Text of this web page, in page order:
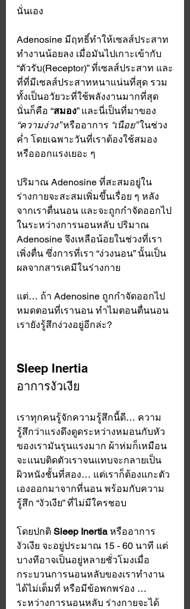
นั่นเอง
Adenosine มีฤทธิ์ทำให้เซลส์ประสาท
ทำงานน้อยลง เมื่อมันไปเกาะเข้ากับ
“ตัวรับ(Receptor)” ที่เซลส์ประสาท และ
ที่ที่มีเซลส์ประสาทหนาแน่นที่สุด รวม
ทั้งเป็นอวัยวะที่ใช้พลังงานมากที่สุด
นั่นก็คือ “สมอง” และนี่เป็นที่มาของ
“ความง่วง” หรืออาการ “เนือย” ในช่วง
ค่ำ โดยเฉพาะวันที่เราต้องใช้สมอง
หรือออกแรงเยอะ ๆ
ปริมาณ Adenosine ที่สะสมอยู่ใน
ร่างกายจะสะสมเพิ่มขึ้นเรื่อย ๆ หลัง
จากเราตื่นนอน และจะถูกกำจัดออกไป
ในระหว่างการนอนหลับ ปริมาณ
Adenosine จึงเหลือน้อยในช่วงที่เรา
เพิ่งตื่น ซึ่งการที่เรา “ง่วงนอน” นั้นเป็น
ผลจากสารเคมีในร่างกาย
แต่… ถ้า Adenosine ถูกกำจัดออกไป
หมดตอนที่เรานอน ทำไมตอนตื่นนอน
เรายังรู้สึกง่วงอยู่อีกล่ะ?
Sleep Inertia
อาการงัวเงีย
เราทุกคนรู้จักความรู้สึกนี้ดี… ความ
รู้สึกว่าแรงดึงดูดระหว่างหมอนกับหัว
ของเรามันรุนแรงมาก ผ้าห่มก็เหมือน
จะแนบติดตัวเราจนแทบจะกลายเป็น
ผิวหนังชั้นที่สอง… แต่เราก็ต้องแกะตัว
เองออกมาจากที่นอน พร้อมกับความ
รู้สึก “งัวเงีย” ที่ไม่มีใครชอบ
โดยปกติ Sleep Inertia หรืออาการ
งัวเงีย จะอยู่ประมาณ 15 - 60 นาที แต่
บางทีอาจเป็นอยู่หลายชั่วโมงเมื่อ
กระบวนการนอนหลับของเราทำงาน
ได้ไม่เต็มที่ หรือมีข้อพกพร่อง …
ระหว่างการนอนหลับ ร่างกายจะได้